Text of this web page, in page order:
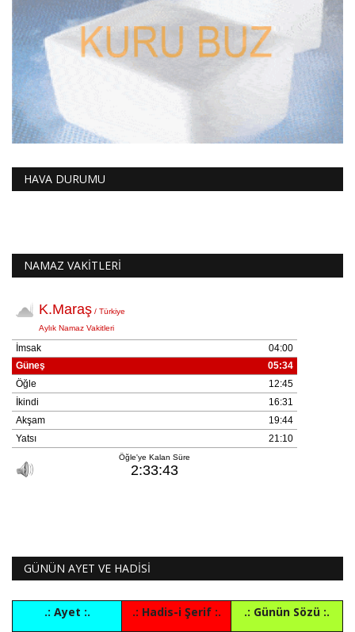
HAVA DURUMU
NAMAZ VAKİTLERİ
GÜNÜN AYET VE HADİSİ
.: Ayet :. .: Hadis-i Şerif :.
.: Günün Sözü :.